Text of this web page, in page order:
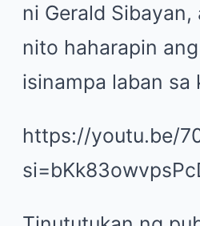
ni Gerald
nito haharapin
isinampa laban sa
https://youtu.be/